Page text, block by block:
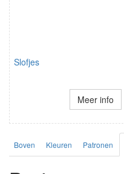
Slofjes
Meer info
Boven Kleuren Patronen